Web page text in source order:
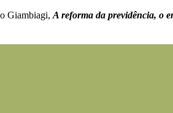
Giambiagi, A reforma da previdência, o